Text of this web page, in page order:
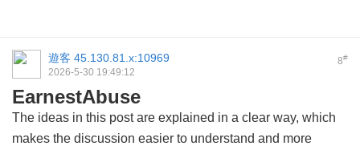
8#
遊客 45.130.81.x:10969
2026-5-30 19:49:12
EarnestAbuse
The ideas in this post are explained in a clear way, which
makes the discussion easier to understand and more